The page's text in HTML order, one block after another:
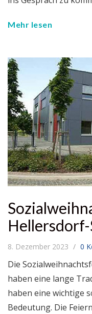
Mehr lesen
Hellersdorf-
8. Dezember 2023 0
Die
haben eine lange
haben eine wichtige
Bedeutung. Die